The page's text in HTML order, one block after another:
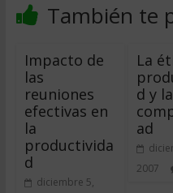
También te
Impacto de
las
reuniones
efectivas en
la
productivida
d
diciembre 5,
La
d y la
ad
2007